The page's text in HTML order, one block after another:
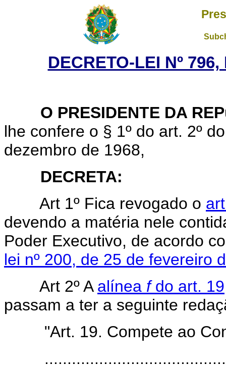
DECRETO-LEI Nº
O PRESIDENTE DA
lhe confere o § 1º do art. 2º
dezembro de 1968,
DECRETA:
Art 1º Fica revogado o
devendo a matéria nele
Poder Executivo, de acordo
lei nº 200, de 25 de fevereiro
Art 2º A alínea fdo art. 19
passam a ter a seguinte
"Art. 19. Compete ao